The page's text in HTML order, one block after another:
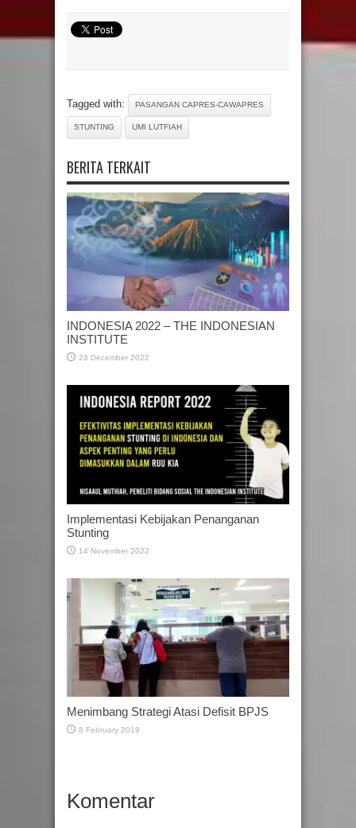
Tagged with: PASANGAN CAPRES-CAWAPRES
STUNTING UMI LUTFIAH
BERITA TERKAIT
INDONESIA 2022 – THE INDONESIAN
INSTITUTE
23 December 2022
Implementasi Kebijakan Penanganan
Stunting
14 November 2022
Menimbang Strategi Atasi Defisit BPJS
8 February 2019
Komentar